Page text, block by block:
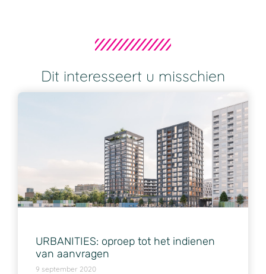
Dit interesseert u misschien
URBANITIES: oproep tot het indienen
van aanvragen
9 september 2020